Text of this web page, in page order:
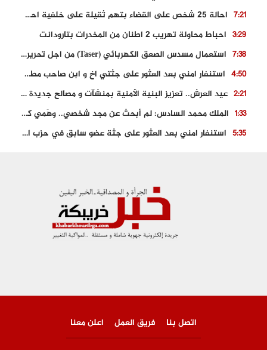
7:21
احالة 25 شخص على القضاء بتهم ثقيلة على خلفية احداث المناطق الشمالية
3:29 احباط محاولة تهريب 2 اطنان من المخدرات بتارودانت
7:38
استعمال مسدس الصعق الكهربائي (Taser) من اجل تحرير شابة محتجزة
4:50
استنفار امني بعد العثور على جثتي اخ و ابن صاحب مطعم اسماك مشهور بطنجة
2:21
عيد العرش.. تعزيز البنية الأمنية بمنشآت و مصالح جديدة بكل من الحسيمة – فاس و الناظور
1:33
الملك محمد السادس: لم أبحث عن مجد شخصي.. وهَمي كرامة المغاربة
5:35
استنفار امني بعد العثور على جثة عضو سابق في حزب المصباح بالقنيطرة..
العثور على سبعينية جثة هامدة بمقر سكناها بمراكش
اتصل بنا فريق العمل اعلن معنا